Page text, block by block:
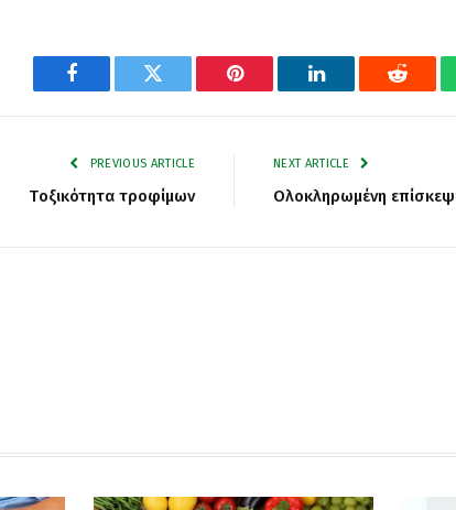
Facebook Twitter Pinterest LinkedIn Reddit
PREVIOUS ARTICLE
Tοξικότητα τροφίμων
NEXT ARTICLE
Ολοκληρωμένη